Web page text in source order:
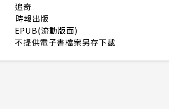
追奇
時報出版
EPUB(流動版面)
不提供電子書檔案另存下載